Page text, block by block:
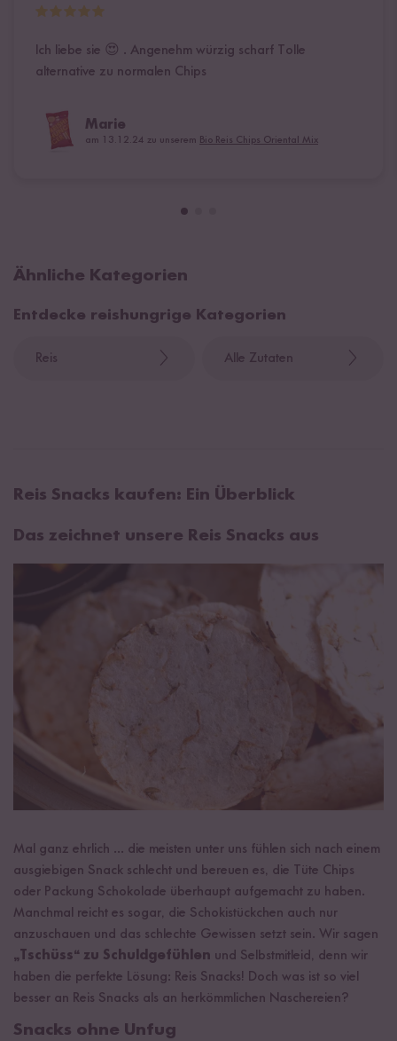
Ich liebe sie 😍 . Angenehm würzig scharf Tolle
alternative zu normalen Chips
Marie
am 13.12.24 zu unserem Bio Reis Chips Oriental Mix
Ähnliche Kategorien
Entdecke reishungrige Kategorien
Reis Alle Zutaten
Reis Snacks kaufen: Ein Überblick
Das zeichnet unsere Reis Snacks aus
Mal ganz ehrlich ... die meisten unter uns fühlen sich nach einem
ausgiebigen Snack schlecht und bereuen es, die Tüte Chips
oder Packung Schokolade überhaupt aufgemacht zu haben.
Manchmal reicht es sogar, die Schokistückchen auch nur
anzuschauen und das schlechte Gewissen setzt sein. Wir sagen
„Tschüss“ zu Schuldgefühlen und Selbstmitleid, denn wir
haben die perfekte Lösung: Reis Snacks! Doch was ist so viel
besser an Reis Snacks als an herkömmlichen Naschereien?
Snacks ohne Unfug